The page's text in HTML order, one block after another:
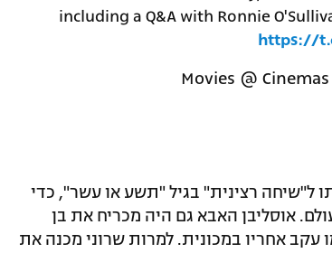
including a Q&A with Ronnie
https://
ל"שיחה רצינית" בגיל "תשע או עשר", כדי
אוסליבן האבא גם היה מכריח את בן
עקב אחריו במכונית. למרות שרוני מכנה את